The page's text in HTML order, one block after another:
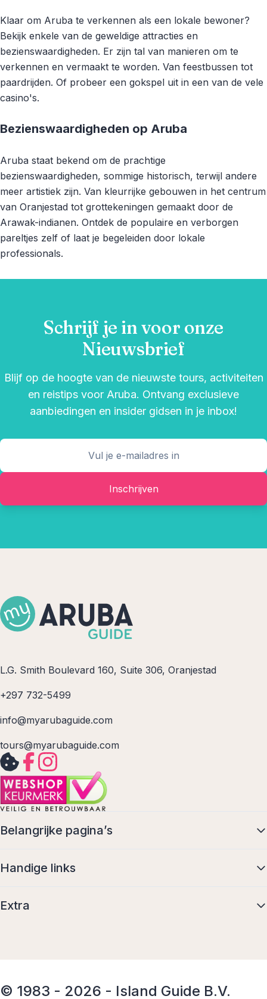
Klaar om Aruba te verkennen als een lokale bewoner?
Bekijk enkele van de geweldige attracties en
bezienswaardigheden. Er zijn tal van manieren om te
verkennen en vermaakt te worden. Van feestbussen tot
paardrijden. Of probeer een gokspel uit in een van de vele
casino's.
Bezienswaardigheden op Aruba
Aruba staat bekend om de prachtige
bezienswaardigheden, sommige historisch, terwijl andere
meer artistiek zijn. Van kleurrijke gebouwen in het centrum
van Oranjestad tot grottekeningen gemaakt door de
Arawak-indianen. Ontdek de populaire en verborgen
pareltjes zelf of laat je begeleiden door lokale
professionals.
Schrijf je in voor onze
Nieuwsbrief
Blijf op de hoogte van de nieuwste tours, activiteiten
en reistips voor Aruba. Ontvang exclusieve
aanbiedingen en insider gidsen in je inbox!
Inschrijven
L.G. Smith Boulevard 160, Suite 306, Oranjestad
+297 732-5499
info@myarubaguide.com
tours@myarubaguide.com
Belangrijke pagina’s
Handige links
Extra
© 1983 - 2026 - Island Guide B.V.